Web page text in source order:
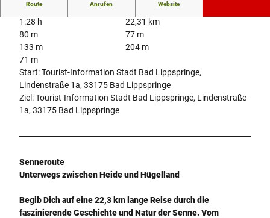
Route Anrufen Website
1:28 h
22,31 km
80 m
77 m
133 m
204 m
71 m
Start: Tourist-Information Stadt Bad Lippspringe,
Lindenstraße 1a, 33175 Bad Lippspringe
Ziel: Tourist-Information Stadt Bad Lippspringe, Lindenstraße
1a, 33175 Bad Lippspringe
Senneroute
Unterwegs zwischen Heide und Hügelland
Begib Dich auf eine 22,3 km lange Reise durch die
faszinierende Geschichte und Natur der Senne. Vom